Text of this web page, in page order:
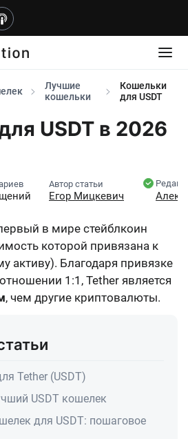
Лучшие
кошельки
Кошельки
для USDT
USDT в 2026
Автор статьи
Егор Мицкевич
в мире стейблкоин
которой привязана к
активу). Благодаря привязке
1:1 , Tether является
, чем другие криптовалюты.
Tether (USDT)
USDT кошелек
для USDT: пошаговое